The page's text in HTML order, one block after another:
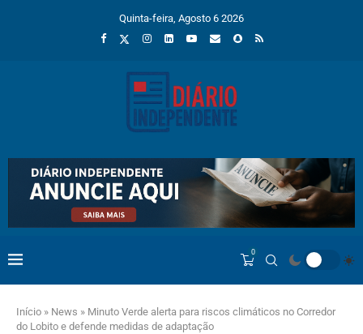
Quinta-feira, Agosto 6 2026
0
Início » News » Minuto Verde alerta para riscos climáticos no Corredor
do Lobito e defende medidas de adaptação